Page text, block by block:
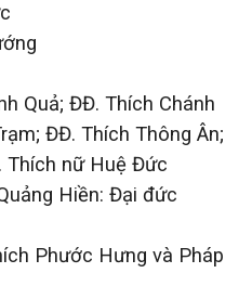
Quả; ĐĐ. Thích Chánh
ĐĐ. Thích Thông Ân;
Thích nữ Huệ Đức
Hiền: Đại đức
Phước Hưng và Pháp